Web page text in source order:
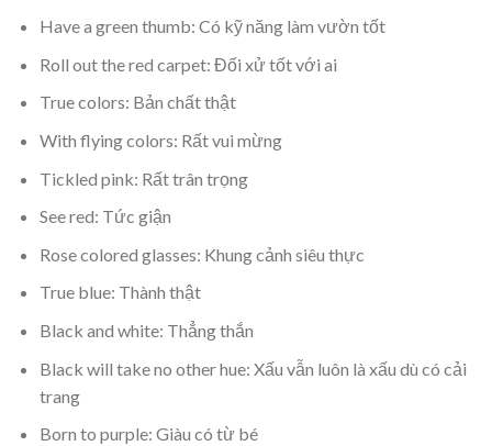
Have a green thumb: Có kỹ năng làm vườn tốt
Roll out the red carpet: Đối xử tốt với ai
True colors: Bản chất thật
With flying colors: Rất vui mừng
Tickled pink: Rất trân trọng
See red: Tức giận
Rose colored glasses: Khung cảnh siêu thực
True blue: Thành thật
Black and white: Thẳng thắn
Black will take no other hue: Xấu vẫn luôn là xấu dù có cải
trang
Born to purple: Giàu có từ bé